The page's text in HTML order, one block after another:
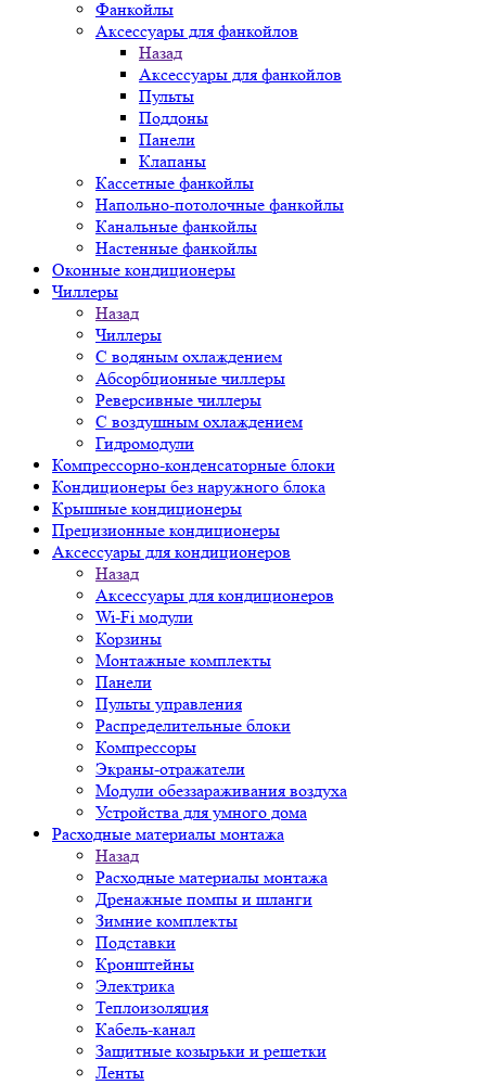
Фанкойлы
Аксессуары для фанкойлов
Назад
Аксессуары для фанкойлов
Пульты
Поддоны
Панели
Клапаны
Кассетные фанкойлы
Напольно-потолочные фанкойлы
Канальные фанкойлы
Настенные фанкойлы
Оконные кондиционеры
Чиллеры
Назад
Чиллеры
С водяным охлаждением
Абсорбционные чиллеры
Реверсивные чиллеры
С воздушным охлаждением
Гидромодули
Компрессорно-конденсаторные блоки
Кондиционеры без наружного блока
Крышные кондиционеры
Прецизионные кондиционеры
Аксессуары для кондиционеров
Назад
Аксессуары для кондиционеров
Wi-Fi модули
Корзины
Монтажные комплекты
Панели
Пульты управления
Распределительные блоки
Компрессоры
Экраны-отражатели
Модули обеззараживания воздуха
Устройства для умного дома
Расходные материалы монтажа
Назад
Расходные материалы монтажа
Дренажные помпы и шланги
Зимние комплекты
Подставки
Кронштейны
Электрика
Теплоизоляция
Кабель-канал
Защитные козырьки и решетки
Ленты